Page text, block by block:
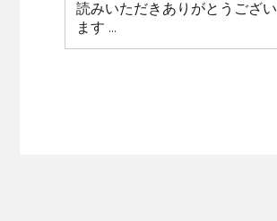
読みいただきありがとうござい
ます ...